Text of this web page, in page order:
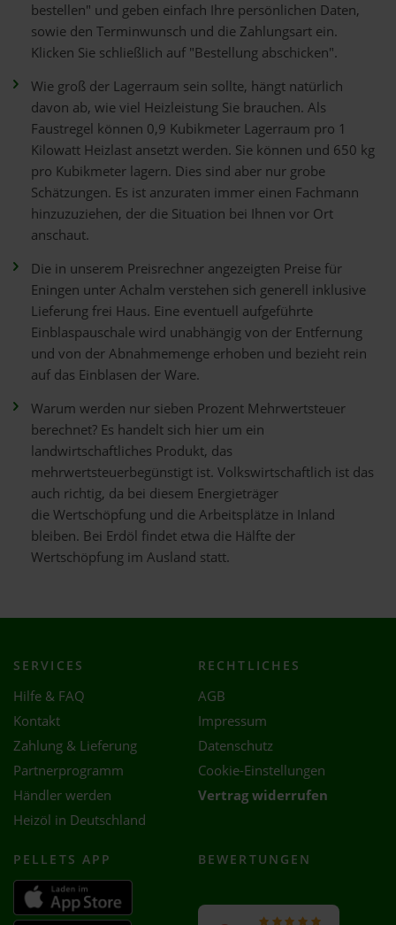
bestellen" und geben einfach Ihre persönlichen Daten,
sowie den Terminwunsch und die Zahlungsart ein.
Klicken Sie schließlich auf "Bestellung abschicken".
Wie groß der Lagerraum sein sollte, hängt natürlich
davon ab, wie viel Heizleistung Sie brauchen. Als
Faustregel können 0,9 Kubikmeter Lagerraum pro 1
Kilowatt Heizlast ansetzt werden. Sie können und 650 kg
pro Kubikmeter lagern. Dies sind aber nur grobe
Schätzungen. Es ist anzuraten immer einen Fachmann
hinzuzuziehen, der die Situation bei Ihnen vor Ort
anschaut.
Die in unserem Preisrechner angezeigten Preise für
Eningen unter Achalm verstehen sich generell inklusive
Lieferung frei Haus. Eine eventuell aufgeführte
Einblaspauschale wird unabhängig von der Entfernung
und von der Abnahmemenge erhoben und bezieht rein
auf das Einblasen der Ware.
Warum werden nur sieben Prozent Mehrwertsteuer
berechnet? Es handelt sich hier um ein
landwirtschaftliches Produkt, das
mehrwertsteuerbegünstigt ist. Volkswirtschaftlich ist das
auch richtig, da bei diesem Energieträger
die Wertschöpfung und die Arbeitsplätze in Inland
bleiben. Bei Erdöl findet etwa die Hälfte der
Wertschöpfung im Ausland statt.
SERVICES
Hilfe & FAQ
Kontakt
Zahlung & Lieferung
Partnerprogramm
Händler werden
Heizöl in Deutschland
RECHTLICHES
AGB
Impressum
Datenschutz
Cookie-Einstellungen
Vertrag widerrufen
PELLETS APP BEWERTUNGEN